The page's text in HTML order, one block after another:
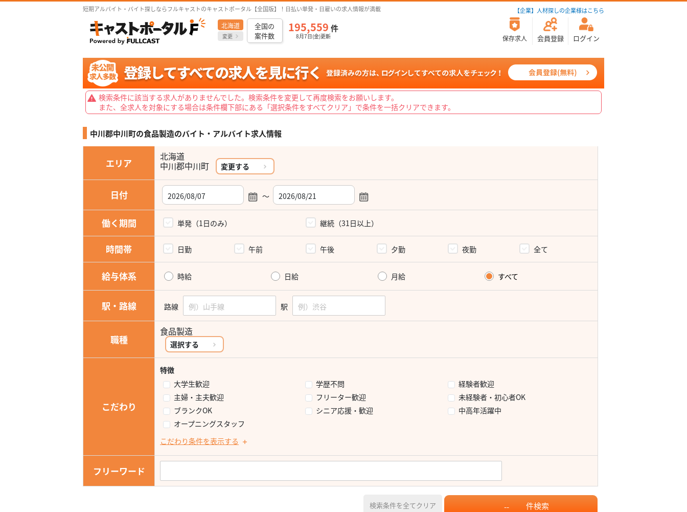
短期アルバイト・バイト探しならフルキャストのキャストポータル【全国版】！日払い単発・日雇いの求人情報が満載 【企業】人材探しの企業様はこちら
北海道
変更
全国の
案件数
195,559 件
8月7日(金)更新 保存求人 会員登録 ログイン
検索条件に該当する求人がありませんでした。検索条件を変更して再度検索をお願いします。
また、全求人を対象にする場合は条件欄下部にある「選択条件をすべてクリア」で条件を一括クリアできます。
中川郡中川町の食品製造のバイト・アルバイト求人情報
エリア
北海道
変更する
日付 ～
働く期間 単発（1日のみ） 継続（31日以上）
時間帯 日勤 午前 午後 夕勤 夜勤 全て
給与体系 時給 日給 月給 すべて
駅・路線 路線 駅
職種
食品製造
選択する
こだわり
特徴
大学生歓迎
学歴不問
経験者歓迎
主婦・主夫歓迎
フリーター歓迎
未経験者・初心者OK
ブランクOK
シニア応援・歓迎
中高年活躍中
オープニングスタッフ
こだわり条件を表示する
フリーワード
検索条件を全てクリア -- 件検索